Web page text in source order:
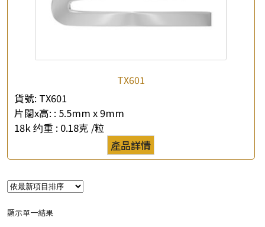
TX601
貨號: TX601
片闊x高: : 5.5mm x 9mm
18k 约重 : 0.18克 /粒
產品詳情
產品查詢
*你的名字
公司名稱
顯示單一結果